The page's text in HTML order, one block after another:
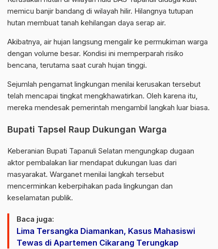
memicu banjir bandang di wilayah hilir. Hilangnya tutupan
hutan membuat tanah kehilangan daya serap air.
Akibatnya, air hujan langsung mengalir ke permukiman warga
dengan volume besar. Kondisi ini memperparah risiko
bencana, terutama saat curah hujan tinggi.
Sejumlah pengamat lingkungan menilai kerusakan tersebut
telah mencapai tingkat mengkhawatirkan. Oleh karena itu,
mereka mendesak pemerintah mengambil langkah luar biasa.
Bupati Tapsel Raup Dukungan Warga
Keberanian Bupati Tapanuli Selatan mengungkap dugaan
aktor pembalakan liar mendapat dukungan luas dari
masyarakat. Warganet menilai langkah tersebut
mencerminkan keberpihakan pada lingkungan dan
keselamatan publik.
Baca juga:
Lima Tersangka Diamankan, Kasus Mahasiswi
Tewas di Apartemen Cikarang Terungkap